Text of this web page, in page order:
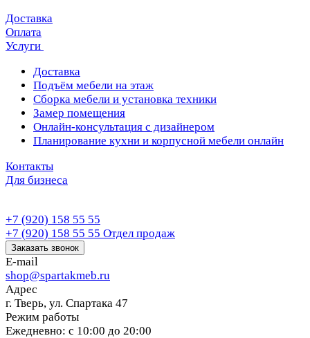
Доставка
Оплата
Услуги
Доставка
Подъём мебели на этаж
Сборка мебели и установка техники
Замер помещения
Онлайн-консультация с дизайнером
Планирование кухни и корпусной мебели онлайн
Контакты
Для бизнеса
+7 (920) 158 55 55
+7 (920) 158 55 55 Отдел продаж
Заказать звонок
E-mail
shop@spartakmeb.ru
Адрес
г. Тверь, ул. Спартака 47
Режим работы
Ежедневно: с 10:00 до 20:00